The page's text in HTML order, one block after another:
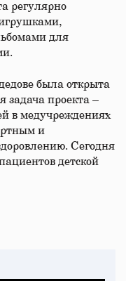
регулярно
для
была открыта
задача проекта –
в медучреждениях
и
Сегодня
детской